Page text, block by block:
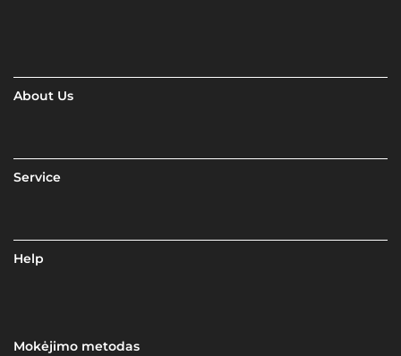
About Us
Service
Help
Mokėjimo metodas